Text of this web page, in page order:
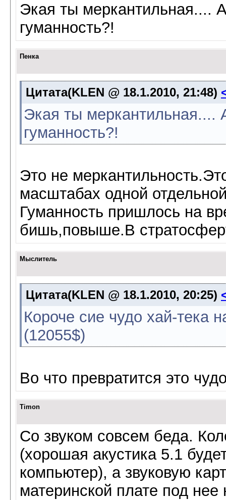
Экая ты меркантильная....
гуманность?!
Пенка
Цитата(KLEN @ 18.1.2010, 21:48)
Экая ты
гуманность?!
Это не
масштабах одной
Гуманность пришлось на
бишь,повыше.В
Мыслитель
Цитата(KLEN @ 18.1.2010, 20:25)
Короче сие чудо хай-тека
(12055$)
Во что превратится это
Timon
Со звуком совсем беда.
(хорошая акустика 5.1
компьютер), а звуковую
материнской плате под нее